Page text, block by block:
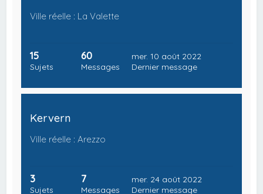
Ville réelle : La Valette
15
Sujets
60
Messages
mer. 10 août 2022
Dernier message
Kervern
Ville réelle : Arezzo
3
Sujets
7
Messages
mer. 24 août 2022
Dernier message